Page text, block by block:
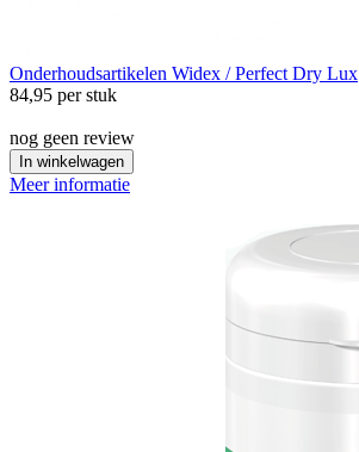
Onderhoudsartikelen Widex / Perfect Dry Lux
84,95 per stuk
nog geen review
In winkelwagen
Meer informatie